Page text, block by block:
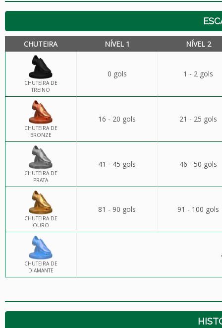
CHUTEIRA NÍVEL 1 NÍVEL 2
CHUTEIRA DE
TREINO
0 gols 1 - 2 gols
CHUTEIRA DE
BRONZE
16 - 20 gols 21 - 25 gols
CHUTEIRA DE
PRATA
41 - 45 gols 46 - 50 gols
CHUTEIRA DE
OURO
81 - 90 gols 91 - 100 gols
CHUTEIRA DE
DIAMANTE